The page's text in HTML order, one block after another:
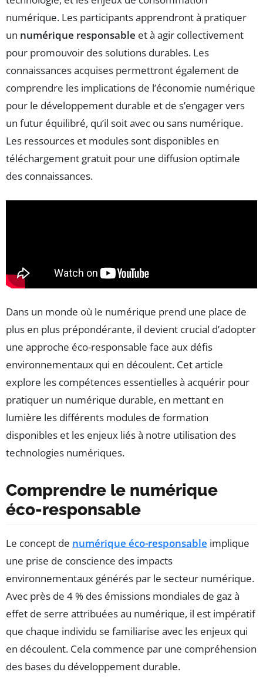
numérique. Les participants apprendront à pratiquer
un numérique responsable et à agir collectivement
pour promouvoir des solutions durables. Les
connaissances acquises permettront également de
comprendre les implications de l’économie numérique
pour le développement durable et de s’engager vers
un futur équilibré, qu’il soit avec ou sans numérique.
Les ressources et modules sont disponibles en
téléchargement gratuit pour une diffusion optimale
des connaissances.
Dans un monde où le numérique prend une place de
plus en plus prépondérante, il devient crucial d’adopter
une approche éco-responsable face aux défis
environnementaux qui en découlent. Cet article
explore les compétences essentielles à acquérir pour
pratiquer un numérique durable, en mettant en
lumière les différents modules de formation
disponibles et les enjeux liés à notre utilisation des
technologies numériques.
Comprendre le numérique
éco-responsable
Le concept de numérique éco-responsable implique
une prise de conscience des impacts
environnementaux générés par le secteur numérique.
Avec près de 4 % des émissions mondiales de gaz à
effet de serre attribuées au numérique, il est impératif
que chaque individu se familiarise avec les enjeux qui
en découlent. Cela commence par une compréhension
des bases du développement durable.